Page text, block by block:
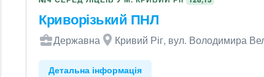
Криворізький ПНЛ
Державна Кривий Ріг, вул. Володимира
Детальна інформація